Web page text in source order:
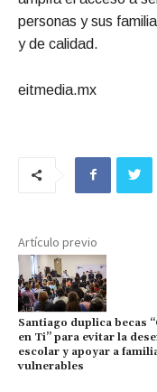
personas y sus
y de calidad.
eitmedia.mx
Artículo previo
Santiago duplica becas
en Ti” para evitar la
escolar y apoyar a
vulnerables